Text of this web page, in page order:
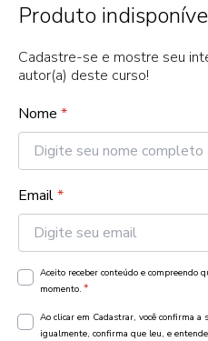
Produto
Cadastre-se e mostre seu
autor(a) deste curso!
Nome *
Email*
Aceito receber conteúdo e compreendo
momento. *
Ao clicar em Cadastrar, você confirma a
igualmente, confirma que leu, e